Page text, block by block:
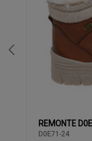
36 37
REMONTE
D0E71-24